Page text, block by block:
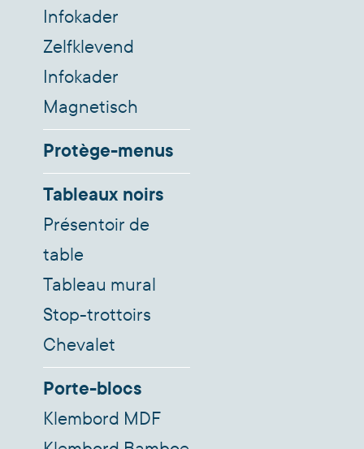
Infokader
Zelfklevend
Infokader
Magnetisch
Protège-menus
Tableaux noirs
Présentoir de
table
Tableau mural
Stop-trottoirs
Chevalet
Porte-blocs
Klembord MDF